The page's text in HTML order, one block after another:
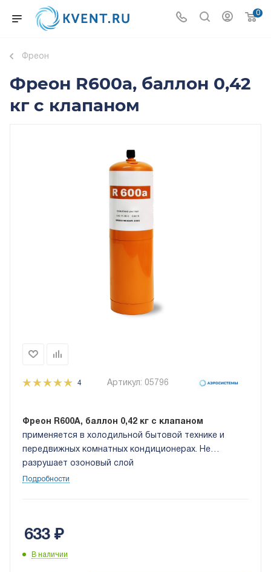
0
Фреон
Фреон R600а, баллон 0,42
кг с клапаном
4 Артикул: 05796
Фреон R600А, баллон 0,42 кг с клапаном
применяется в холодильной бытовой технике и
передвижных комнатных кондиционерах. Не
разрушает озоновый слой
Подробности
633₽
В наличии